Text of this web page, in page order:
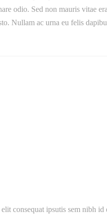
odio. Sed non mauris vitae
Nullam ac urna eu felis
consequat ipsutis sem nibh